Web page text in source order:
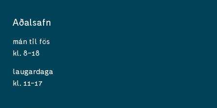
Aðalsafn
mán til fös
kl. 8-18
laugardaga
kl. 11-17